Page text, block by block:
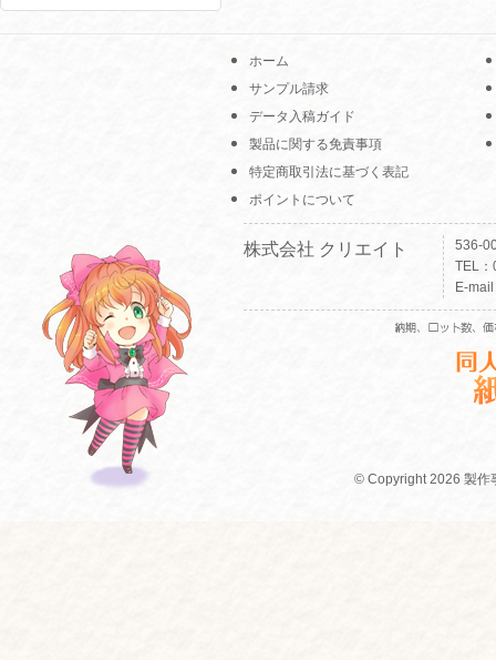
ホーム
サンプル請求
データ入稿ガイド
製品に関する免責事項
特定商取引法に基づく表記
ポイントについて
株式会社 クリエイト
536-
TEL
E-
© Copyright 2026 製作